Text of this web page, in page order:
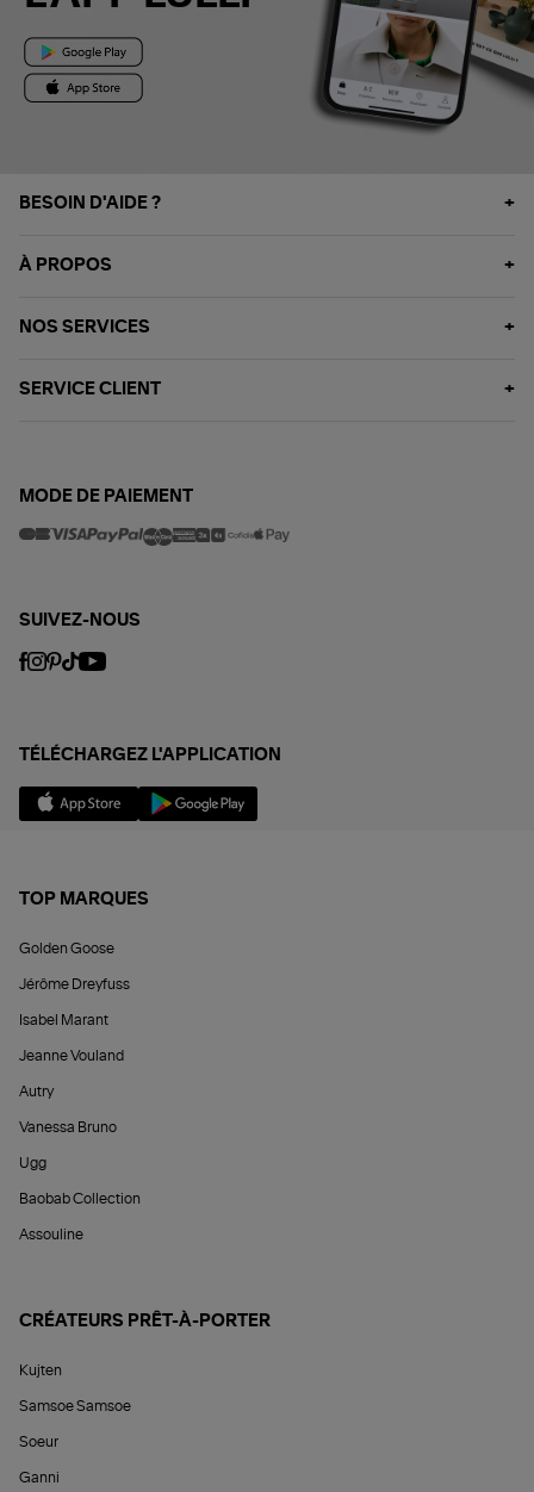
BESOIN D'AIDE ?
À PROPOS
NOS SERVICES
SERVICE CLIENT
MODE DE PAIEMENT
SUIVEZ-NOUS
TÉLÉCHARGEZ L'APPLICATION
TOP MARQUES
Golden Goose
Jérôme Dreyfuss
Isabel Marant
Jeanne Vouland
Autry
Vanessa Bruno
Ugg
Baobab Collection
Assouline
CRÉATEURS PRÊT-À-PORTER
Kujten
Samsoe Samsoe
Soeur
Ganni